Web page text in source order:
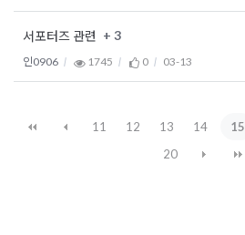
서포터즈 관련 + 3
인0906 1745 0 03-13
11 12 13 14 15
20